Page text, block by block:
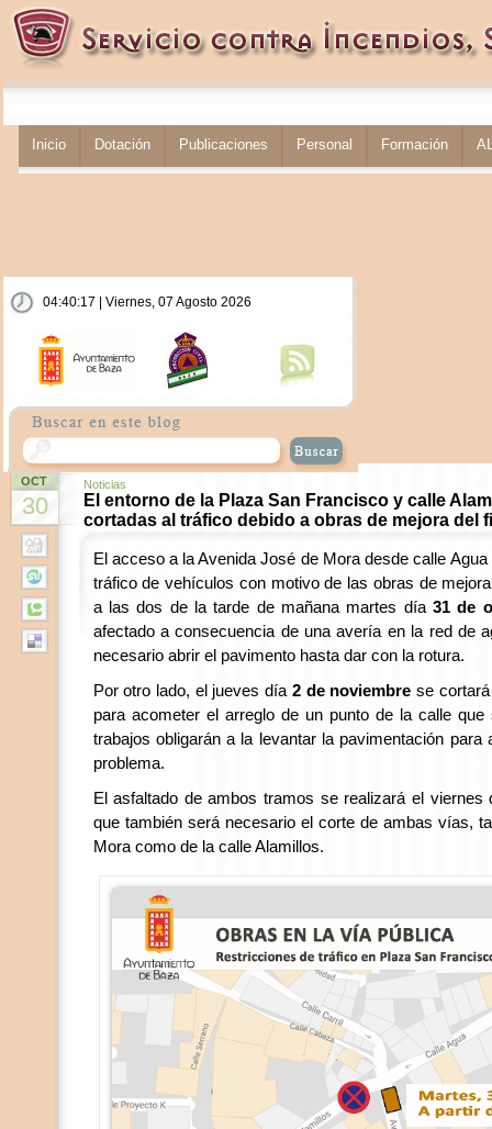
Inicio Dotación Publicaciones Personal Formación
04:40:18 | Viernes, 07 Agosto 2026
OCT
30
Noticias
El entorno de la Plaza San Francisco y calle
cortadas al tráfico debido a obras de mejora del
El acceso a la Avenida José de Mora desde calle
tráfico de vehículos con motivo de las obras de
a las dos de la tarde de mañana martes día 31 de
afectado a consecuencia de una avería en la red de
necesario abrir el pavimento hasta dar con la rotura.
Por otro lado, el jueves día 2 de noviembre se
para acometer el arreglo de un punto de la calle que
trabajos obligarán a la levantar la pavimentación para
problema.
El asfaltado de ambos tramos se realizará el
que también será necesario el corte de ambas vías,
Mora como de la calle Alamillos.